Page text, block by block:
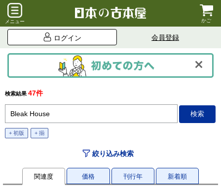
メニュー かご
ログイン 会員登録
検索結果 47件
+ 初版 + 揃
絞り込み検索
関連度 価格 刊行年 新着順